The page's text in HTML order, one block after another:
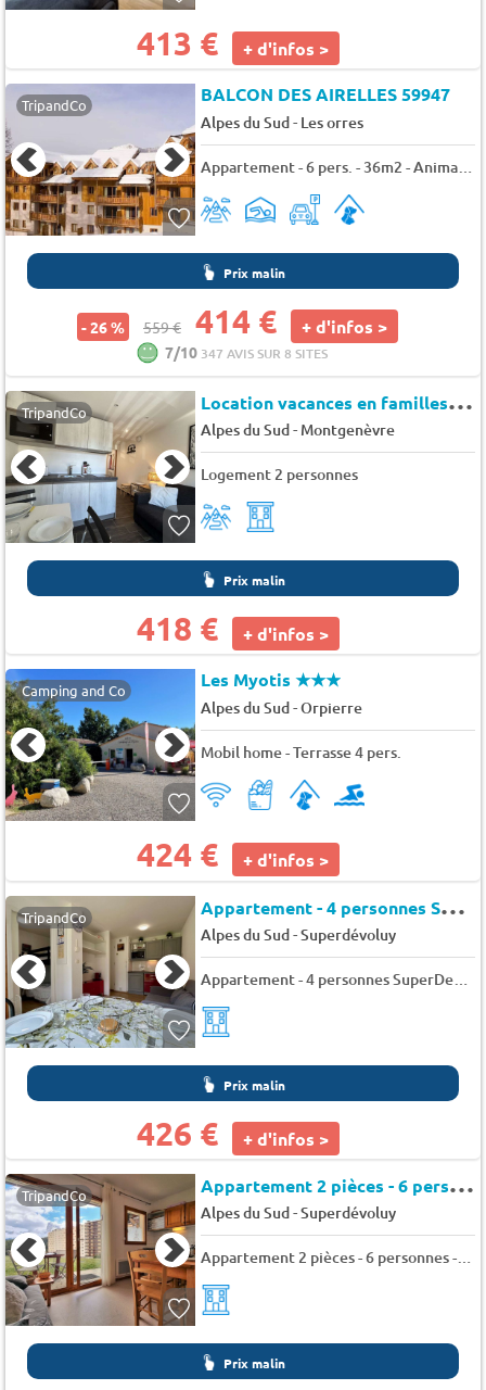
413 € + d'infos >
TripandCo BALCON DES AIRELLES 59947
Alpes du Sud- Les orres
Appartement - 6 pers. - 36m2 - Animaux admis
Prix malin
- 26 % 559 € 414 € + d'infos >
7/10 347 AVIS SUR 8 SITES
TripandCo L
ocation vacances en familles 2 Pax. Montgenèvre. - Saint roch
Alpes du Sud- Montgenèvre
Logement 2 personnes
Prix malin
418 € + d'infos >
Camping and Co Les Myotis★★★
Alpes du Sud-Orpierre
Mobil home - Terrasse 4 pers.
424 € + d'infos >
TripandCo A
ppartement - 4 personnes SuperDevoluy - Chalets superd ancolie
Alpes du Sud-Superdévoluy
Appartement - 4 personnes SuperDevoluy - Chalets superd ancolie
Prix malin
426 € + d'infos >
TripandCo A
ppartement 2 pièces - 6 personnes - SuperDevoluy - Chalets superd fraxinelle
Alpes du Sud-Superdévoluy
Appartement 2 pièces - 6 personnes - SuperDevoluy - Chalets superd fraxinelle
Prix malin